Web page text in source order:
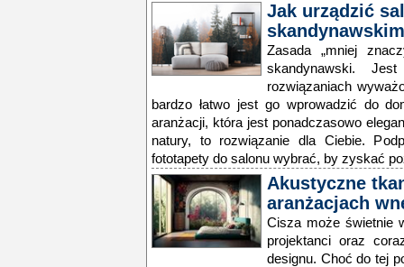
Jak urządzić
Zasada „mniej
skandynawski.
rozwiązaniach
bardzo łatwo jest go wprowadzić do
aranżacji, która jest ponadczasowo
natury, to rozwiązanie dla Ciebie.
fototapety do salonu wybrać, by zyskać
Akustyczne
aranżacjach
Cisza może świetnie
projektanci oraz
designu. Choć do tej